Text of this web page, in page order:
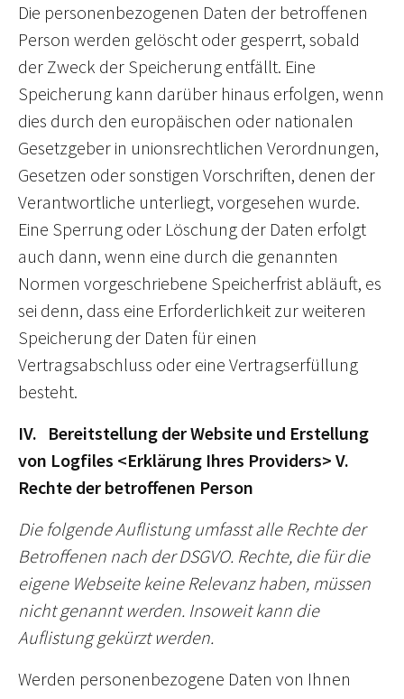
Die personenbezogenen Daten der betroffenen
Person werden gelöscht oder gesperrt, sobald
der Zweck der Speicherung entfällt. Eine
Speicherung kann darüber hinaus erfolgen, wenn
dies durch den europäischen oder nationalen
Gesetzgeber in unionsrechtlichen Verordnungen,
Gesetzen oder sonstigen Vorschriften, denen der
Verantwortliche unterliegt, vorgesehen wurde.
Eine Sperrung oder Löschung der Daten erfolgt
auch dann, wenn eine durch die genannten
Normen vorgeschriebene Speicherfrist abläuft, es
sei denn, dass eine Erforderlichkeit zur weiteren
Speicherung der Daten für einen
Vertragsabschluss oder eine Vertragserfüllung
besteht.
IV. Bereitstellung der Website und Erstellung
von Logfiles <Erklärung Ihres Providers> V.
Rechte der betroffenen Person
Die folgende Auflistung umfasst alle Rechte der
Betroffenen nach der DSGVO. Rechte, die für die
eigene Webseite keine Relevanz haben, müssen
nicht genannt werden. Insoweit kann die
Auflistung gekürzt werden.
Werden personenbezogene Daten von Ihnen